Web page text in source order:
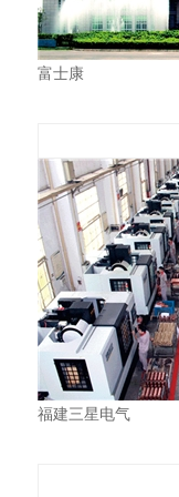
富士康
福建三星电气